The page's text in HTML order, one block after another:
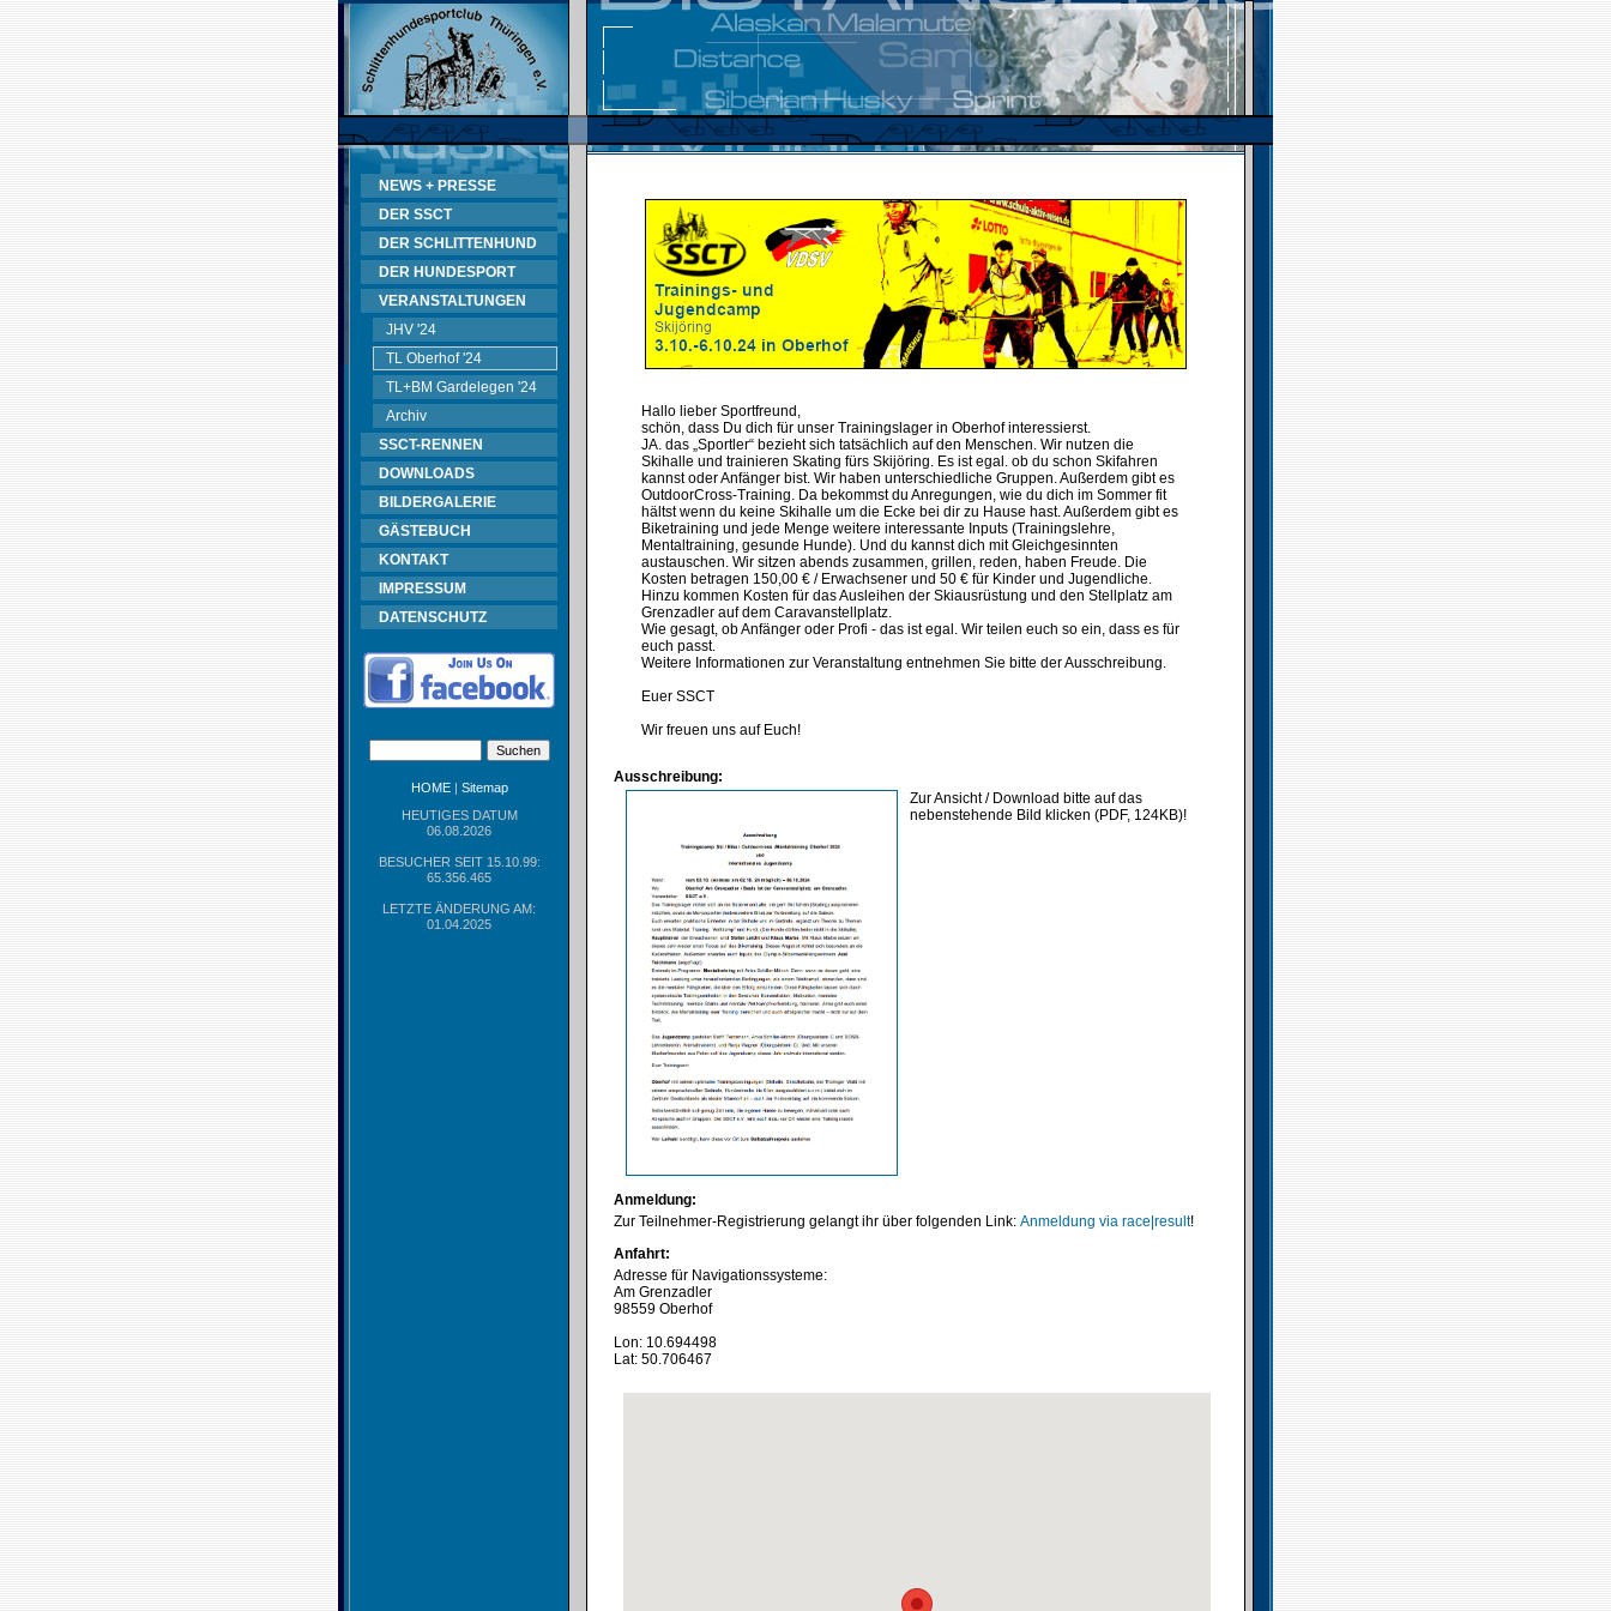
NEWS + PRESSE
DER SSCT
DER SCHLITTENHUND
DER HUNDESPORT
VERANSTALTUNGEN
JHV '24
TL Oberhof '24
TL+BM Gardelegen '24
Archiv
SSCT-RENNEN
DOWNLOADS
BILDERGALERIE
GÄSTEBUCH
KONTAKT
IMPRESSUM
DATENSCHUTZ
HOME| Sitemap
HEUTIGES DATUM
06.08.2026
BESUCHER SEIT 15.10.99:
65.356.465
LETZTE ÄNDERUNG AM:
01.04.2025
Hallo lieber Sportfreund,
schön, dass Du dich für unser Trainingslager in Oberhof interessierst.
JA. das „Sportler“ bezieht sich tatsächlich auf den Menschen. Wir nutzen die
Skihalle und trainieren Skating fürs Skijöring. Es ist egal. ob du schon Skifahren
kannst oder Anfänger bist. Wir haben unterschiedliche Gruppen. Außerdem gibt es
OutdoorCross-Training. Da bekommst du Anregungen, wie du dich im Sommer fit
hältst wenn du keine Skihalle um die Ecke bei dir zu Hause hast. Außerdem gibt es
Biketraining und jede Menge weitere interessante Inputs (Trainingslehre,
Mentaltraining, gesunde Hunde). Und du kannst dich mit Gleichgesinnten
austauschen. Wir sitzen abends zusammen, grillen, reden, haben Freude. Die
Kosten betragen 150,00 € / Erwachsener und 50 € für Kinder und Jugendliche.
Hinzu kommen Kosten für das Ausleihen der Skiausrüstung und den Stellplatz am
Grenzadler auf dem Caravanstellplatz.
Wie gesagt, ob Anfänger oder Profi - das ist egal. Wir teilen euch so ein, dass es für
euch passt.
Weitere Informationen zur Veranstaltung entnehmen Sie bitte der Ausschreibung.
Euer SSCT
Wir freuen uns auf Euch!
Ausschreibung:
Zur Ansicht / Download bitte auf das
nebenstehende Bild klicken (PDF, 124KB)!
Anmeldung:
Zur Teilnehmer-Registrierung gelangt ihr über folgenden Link: Anmeldung via race|result!
Anfahrt:
Adresse für Navigationssysteme:
Am Grenzadler
98559 Oberhof
Lon: 10.694498
Lat: 50.706467